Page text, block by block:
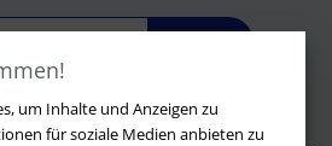
um Inhalte und Anzeigen zu
für soziale Medien anbieten zu